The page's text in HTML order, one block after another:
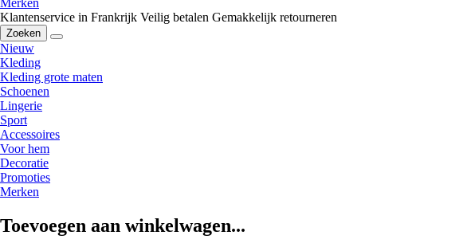
Merken
Klantenservice in Frankrijk Veilig betalen Gemakkelijk retourneren
Zoeken
Nieuw
Kleding
Kleding grote maten
Schoenen
Lingerie
Sport
Accessoires
Voor hem
Decoratie
Promoties
Merken
Toevoegen aan winkelwagen...